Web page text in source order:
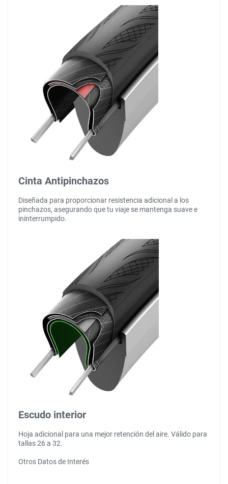
Cinta Antipinchazos
Diseñada para proporcionar resistencia adicional a los
pinchazos, asegurando que tu viaje se mantenga suave e
ininterrumpido.
Escudo interior
Hoja adicional para una mejor retención del aire. Válido para
tallas 26 a 32.
Otros Datos de Interés